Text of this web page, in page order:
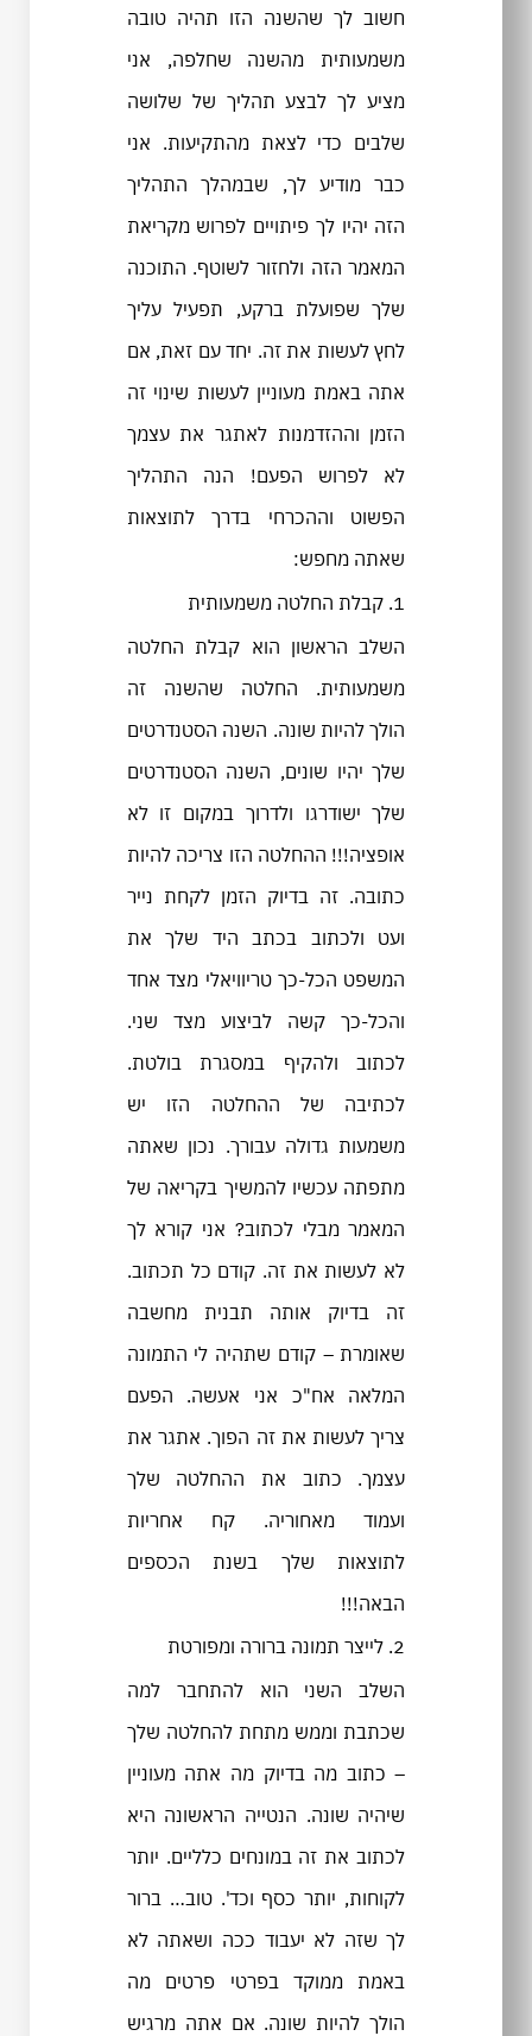
חשוב לך שהשנה הזו תהיה טובה
משמעותית מהשנה שחלפה, אני
מציע לך לבצע תהליך של שלושה
שלבים כדי לצאת מהתקיעות. אני
כבר מודיע לך, שבמהלך התהליך
הזה יהיו לך פיתויים לפרוש מקריאת
המאמר הזה ולחזור לשוטף. התוכנה
שלך שפועלת ברקע, תפעיל עליך
לחץ לעשות את זה. יחד עם זאת, אם
אתה באמת מעוניין לעשות שינוי זה
הזמן וההזדמנות לאתגר את עצמך
לא לפרוש הפעם! הנה התהליך
הפשוט וההכרחי בדרך לתוצאות
שאתה מחפש:
1. קבלת החלטה משמעותית
השלב הראשון הוא קבלת החלטה
משמעותית. החלטה שהשנה זה
הולך להיות שונה. השנה הסטנדרטים
שלך יהיו שונים, השנה הסטנדרטים
שלך ישודרגו ולדרוך במקום זו לא
אופציה!!! ההחלטה הזו צריכה להיות
כתובה. זה בדיוק הזמן לקחת נייר
ועט ולכתוב בכתב היד שלך את
המשפט הכל-כך טריוויאלי מצד אחד
והכל-כך קשה לביצוע מצד שני.
לכתוב ולהקיף במסגרת בולטת.
לכתיבה של ההחלטה הזו יש
משמעות גדולה עבורך. נכון שאתה
מתפתה עכשיו להמשיך בקריאה של
המאמר מבלי לכתוב? אני קורא לך
לא לעשות את זה. קודם כל תכתוב.
זה בדיוק אותה תבנית מחשבה
שאומרת – קודם שתהיה לי התמונה
המלאה אח"כ אני אעשה. הפעם
צריך לעשות את זה הפוך. אתגר את
עצמך. כתוב את ההחלטה שלך
ועמוד מאחוריה. קח אחריות
לתוצאות שלך בשנת הכספים
הבאה!!!
2. לייצר תמונה ברורה ומפורטת
השלב השני הוא להתחבר למה
שכתבת וממש מתחת להחלטה שלך
– כתוב מה בדיוק מה אתה מעוניין
שיהיה שונה. הנטייה הראשונה היא
לכתוב את זה במונחים כלליים. יותר
לקוחות, יותר כסף וכד'. טוב… ברור
לך שזה לא יעבוד ככה ושאתה לא
באמת ממוקד בפרטי פרטים מה
הולך להיות שונה. אם אתה מרגיש